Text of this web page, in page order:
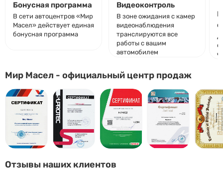
Бонусная программа
В сети автоцентров «Мир
Масел» действует единая
бонусная программа
Видеоконтроль
В зоне ожидания с камер
видеонаблюдения
транслируются все
работы с вашим
автомобилем
Мир Масел - официальный центр продаж
Отзывы наших клиентов